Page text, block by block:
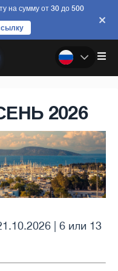
на сумму от 30 до 500
2026
| 6 или 13